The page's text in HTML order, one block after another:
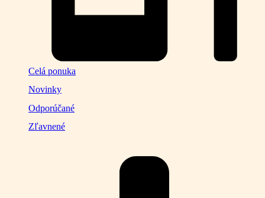
Celá ponuka
Novinky
Odporúčané
Zľavnené